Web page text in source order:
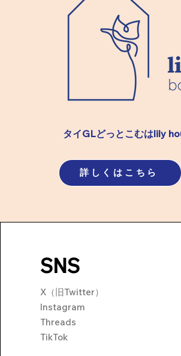
ロイヤル・ピン｜特別編 第
一章 風車 第三話【限定公
タイGLどっとこむはlily
詳しくはこちら
SNS
X（旧Twitter）
Instagram
Threads
TikTok